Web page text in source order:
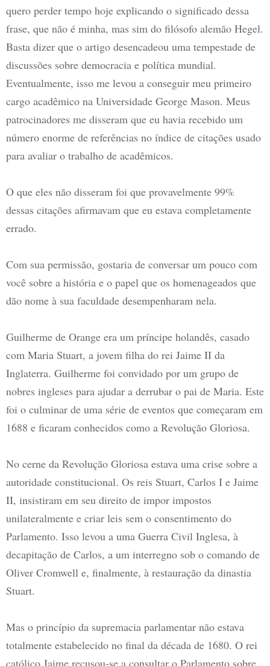
quero perder tempo hoje explicando o significado dessa
frase, que não é minha, mas sim do filósofo alemão Hegel.
Basta dizer que o artigo desencadeou uma tempestade de
discussões sobre democracia e política mundial.
Eventualmente, isso me levou a conseguir meu primeiro
cargo acadêmico na Universidade George Mason. Meus
patrocinadores me disseram que eu havia recebido um
número enorme de referências no índice de citações usado
para avaliar o trabalho de acadêmicos.
O que eles não disseram foi que provavelmente 99%
dessas citações afirmavam que eu estava completamente
errado.
Com sua permissão, gostaria de conversar um pouco com
você sobre a história e o papel que os homenageados que
dão nome à sua faculdade desempenharam nela.
Guilherme de Orange era um príncipe holandês, casado
com Maria Stuart, a jovem filha do rei Jaime II da
Inglaterra. Guilherme foi convidado por um grupo de
nobres ingleses para ajudar a derrubar o pai de Maria. Este
foi o culminar de uma série de eventos que começaram em
1688 e ficaram conhecidos como a Revolução Gloriosa.
No cerne da Revolução Gloriosa estava uma crise sobre a
autoridade constitucional. Os reis Stuart, Carlos I e Jaime
II, insistiram em seu direito de impor impostos
unilateralmente e criar leis sem o consentimento do
Parlamento. Isso levou a uma Guerra Civil Inglesa, à
decapitação de Carlos, a um interregno sob o comando de
Oliver Cromwell e, finalmente, à restauração da dinastia
Stuart.
Mas o princípio da supremacia parlamentar não estava
totalmente estabelecido no final da década de 1680. O rei
católico Jaime recusou-se a consultar o Parlamento sobre